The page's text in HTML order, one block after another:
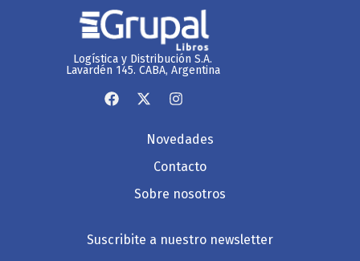
Logística y Distribución S.A.
Lavardén 145. CABA, Argentina
Novedades
Contacto
Sobre nosotros
Suscribite a nuestro newsletter